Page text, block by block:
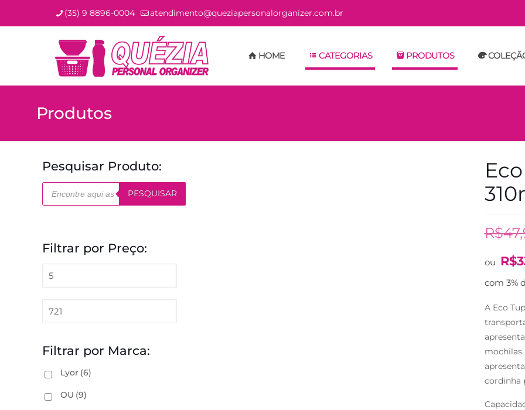
(35) 9 8896-0004 atendimento@queziapersonalorganizer.com.br
HOME CATEGORIAS PRODUTOS
Produtos
R$
ou R$
com 3%
A Eco
cordinha
Pesquisar Produto:
Pesquisar
produtos PESQUISAR
Filtrar por Preço:
Filtrar por Marca:
Lyor (6)
OU (9)